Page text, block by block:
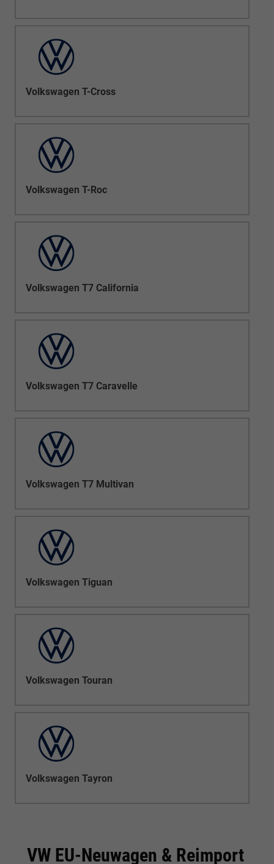
Volkswagen T-Cross
Volkswagen T-Roc
Volkswagen T7 California
Volkswagen T7 Caravelle
Volkswagen T7 Multivan
Volkswagen Tiguan
Volkswagen Touran
Volkswagen Tayron
VW EU-Neuwagen & Reimport